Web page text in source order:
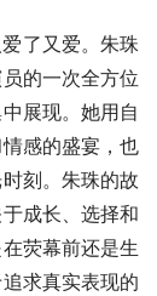
了又爱。朱珠
的一次全方位
展现。她用自
感的盛宴，也
刻。朱珠的故
成长、选择和
荧幕前还是生
求真实表现的